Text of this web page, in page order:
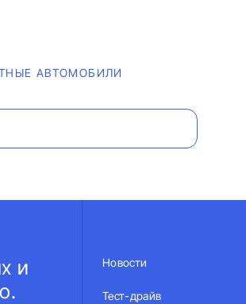
АВТОМОБИЛИ
и
Новости
Тест-драйв